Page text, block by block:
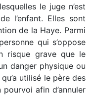
le juge n’est
l’enfant. Elles sont
de la Haye. Parmi
qui s’oppose
risque grave que le
danger physique ou
utilisé le père des
afin d’annuler